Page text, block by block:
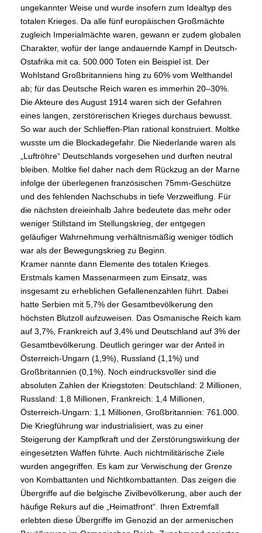
ungekannter Weise und wurde insofern zum Idealtyp des
totalen Krieges. Da alle fünf europäischen Großmächte
zugleich Imperialmächte waren, gewann er zudem globalen
Charakter, wofür der lange andauernde Kampf in Deutsch-
Ostafrika mit ca. 500.000 Toten ein Beispiel ist. Der
Wohlstand Großbritanniens hing zu 60% vom Welthandel
ab; für das Deutsche Reich waren es immerhin 20–30%.
Die Akteure des August 1914 waren sich der Gefahren
eines langen, zerstörerischen Krieges durchaus bewusst.
So war auch der Schlieffen-Plan rational konstruiert. Moltke
wusste um die Blockadegefahr. Die Niederlande waren als
„Luftröhre“ Deutschlands vorgesehen und durften neutral
bleiben. Moltke fiel daher nach dem Rückzug an der Marne
infolge der überlegenen französischen 75mm-Geschütze
und des fehlenden Nachschubs in tiefe Verzweiflung. Für
die nächsten dreieinhalb Jahre bedeutete das mehr oder
weniger Stillstand im Stellungskrieg, der entgegen
geläufiger Wahrnehmung verhältnismäßig weniger tödlich
war als der Bewegungskrieg zu Beginn.
Kramer nannte dann Elemente des totalen Krieges.
Erstmals kamen Massenarmeen zum Einsatz, was
insgesamt zu erheblichen Gefallenenzahlen führt. Dabei
hatte Serbien mit 5,7% der Gesamtbevölkerung den
höchsten Blutzoll aufzuweisen. Das Osmanische Reich kam
auf 3,7%, Frankreich auf 3,4% und Deutschland auf 3% der
Gesamtbevölkerung. Deutlich geringer war der Anteil in
Österreich-Ungarn (1,9%), Russland (1,1%) und
Großbritannien (0,1%). Noch eindrucksvoller sind die
absoluten Zahlen der Kriegstoten: Deutschland: 2 Millionen,
Russland: 1,8 Millionen, Frankreich: 1,4 Millionen,
Österreich-Ungarn: 1,1 Millionen, Großbritannien: 761.000.
Die Kriegführung war industrialisiert, was zu einer
Steigerung der Kampfkraft und der Zerstörungswirkung der
eingesetzten Waffen führte. Auch nichtmilitärische Ziele
wurden angegriffen. Es kam zur Verwischung der Grenze
von Kombattanten und Nichtkombattanten. Das zeigen die
Übergriffe auf die belgische Zivilbevölkerung, aber auch der
häufige Rekurs auf die „Heimatfront“. Ihren Extremfall
erlebten diese Übergriffe im Genozid an der armenischen